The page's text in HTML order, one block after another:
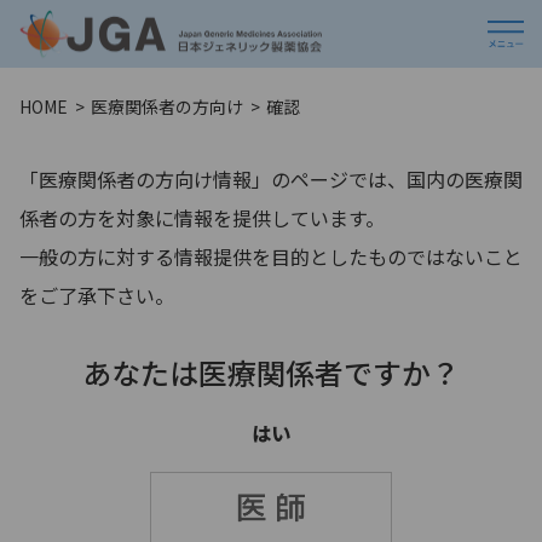
HOME 医療関係者の方向け 確認
「医療関係者の方向け情報」のページでは、国内の医療関
係者の方を対象に情報を提供しています。
一般の方に対する情報提供を目的としたものではないこと
をご了承下さい。
あなたは医療関係者ですか？
はい